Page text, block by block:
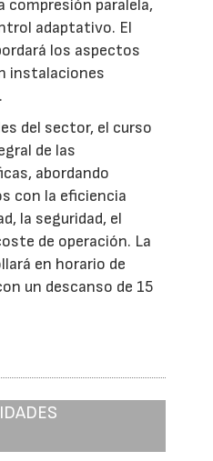
compresión paralela,
adaptativo. El
los aspectos
instalaciones
.
del sector, el curso
de las
abordando
con la eficiencia
la seguridad, el
de operación. La
en horario de
un descanso de 15